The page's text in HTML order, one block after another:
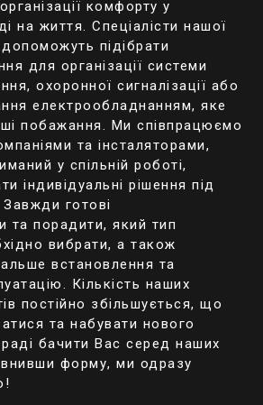
від вологи та пилу
на корпусі відповідно до
Перераховані
упевненість, що девайс
за будь-яких погодних
від +50 до -40, не
справність.
кодові
такими індикаторами:
оснащені клавіатури, змінюють
залежно від режимів роботи
або червоний. Індикація
комфорту у
на життя. Спеціалісти нашої
підібрати
для організації системи
охоронної сигналізації або
електрообладнанням, яке
побажання. Ми співпрацюємо
та інсталяторами,
у спільній роботі,
індивідуальні рішення під
готові
та порадити, який тип
вибрати, а також
встановлення та
Кількість наших
постійно збільшується, що
та набувати нового
бачити Вас серед наших
форму, ми одразу